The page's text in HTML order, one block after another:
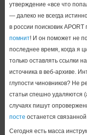
утверждение «все что
— далеко не всегда
в россии поисковик APORT
помнит! И он поможет не
последнее время, когда я
только оставлять ссылки
источника в веб-архиве.
глупости чиновников? Не
статьи спешно удаляются
случаях пишут
посте останется
Сегодня есть масса